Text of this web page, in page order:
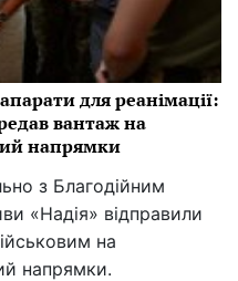
для реанімації:
вантаж на
напрямки
з Благодійним
«Надія» відправили
на
напрямки.